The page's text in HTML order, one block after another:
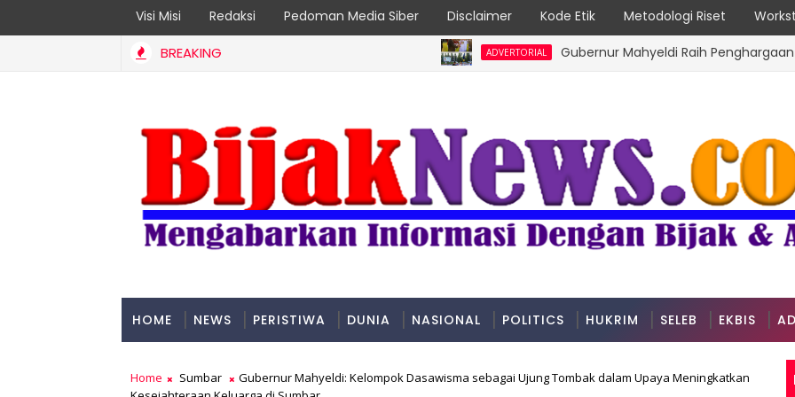
Visi Misi Redaksi Pedoman Media Siber Disclaimer Kode Etik Metodologi Riset
BREAKING ADVERTORIAL Gubernur Mahyeldi Raih Penghargaan Kartika
HOME NEWS PERISTIWA DUNIA NASIONAL POLITICS HUKRIM SELEB EKBIS
Home Sumbar
Gubernur Mahyeldi: Kelompok Dasawisma sebagai Ujung Tombak dalam Upaya Meningkatkan